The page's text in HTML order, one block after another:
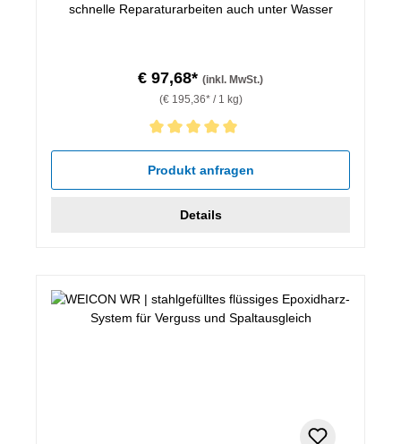
schnelle Reparaturarbeiten auch unter Wasser
€ 97,68* (inkl. MwSt.)
(€ 195,36* / 1 kg)
Durchschnittliche Bewertung von 5 von 5 Sternen
Produkt anfragen
Details